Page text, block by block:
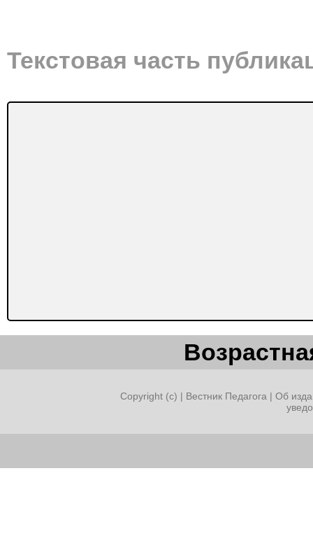
Текстовая часть
Copyright (c) | Вестник Педагога | Об